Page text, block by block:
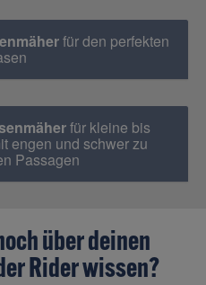
für den perfekten
für kleine bis
engen und schwer zu
Passagen
über deinen
Rider wissen?